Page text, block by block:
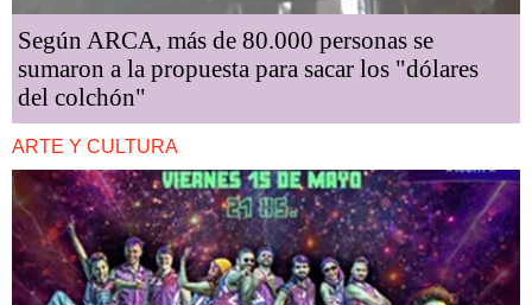
Según ARCA, más de 80.000 personas se
sumaron a la propuesta para sacar los "dólares
del colchón"
ARTE Y CULTURA